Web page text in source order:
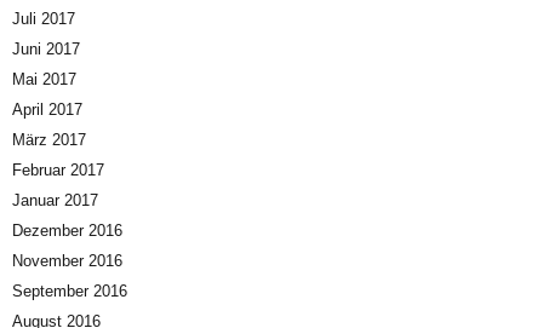
Juli 2017
Juni 2017
Mai 2017
April 2017
März 2017
Februar 2017
Januar 2017
Dezember 2016
November 2016
September 2016
August 2016